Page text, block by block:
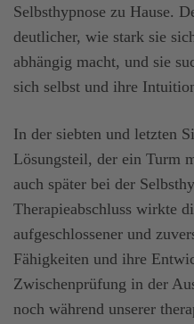
Selbsthypnose zu Hause.
deutlicher, wie stark sie
abhängig macht, und sie
sich selbst und ihre
In der siebten und letzten
Lösungsteil, der ein Turm
auch später bei der
Therapieabschluss wirkte
aufgeschlossener und
Fähigkeiten und ihre
Zwischenprüfung in der
noch während unserer